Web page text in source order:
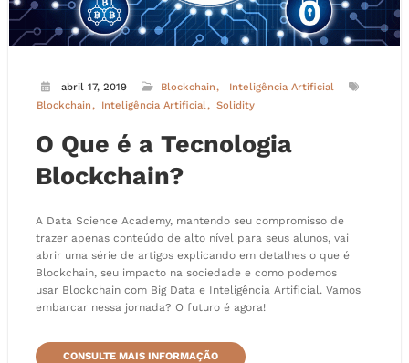
abril 17, 2019 Blockchain
Inteligência Artificial
Blockchain
Inteligência Artificial Solidity
O Que é a Tecnologia
Blockchain?
A Data Science Academy, mantendo seu compromisso de
trazer apenas conteúdo de alto nível para seus alunos, vai
abrir uma série de artigos explicando em detalhes o que é
Blockchain, seu impacto na sociedade e como podemos
usar Blockchain com Big Data e Inteligência Artificial. Vamos
embarcar nessa jornada? O futuro é agora!
CONSULTE MAIS INFORMAÇÃO